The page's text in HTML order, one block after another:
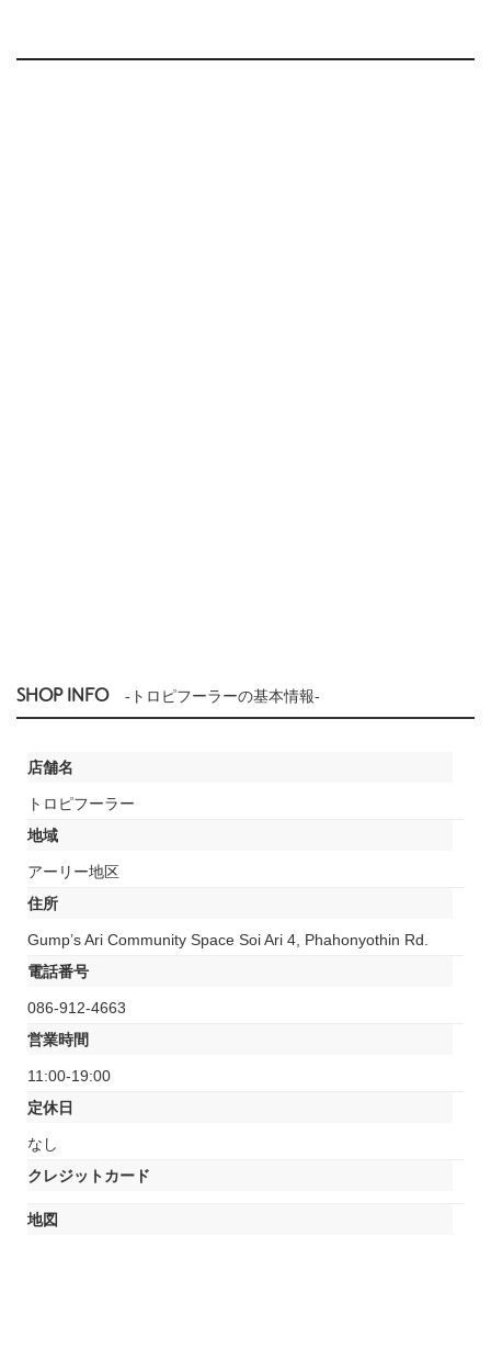
SHOP INFO -トロピフーラーの基本情報-
店舗名
トロピフーラー
地域
アーリー地区
住所
Gump’s Ari Community Space Soi Ari 4, Phahonyothin Rd.
電話番号
086-912-4663
営業時間
11:00-19:00
定休日
なし
クレジットカード
地図